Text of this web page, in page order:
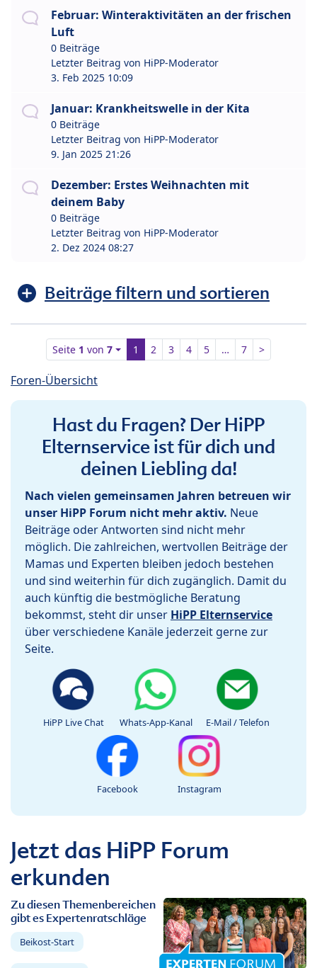
Februar: Winteraktivitäten an der frischen
Luft
0 Beiträge
Letzter Beitrag von HiPP-Moderator
3. Feb 2025 10:09
Januar: Krankheitswelle in der Kita
0 Beiträge
Letzter Beitrag von HiPP-Moderator
9. Jan 2025 21:26
Dezember: Erstes Weihnachten mit
deinem Baby
0 Beiträge
Letzter Beitrag von HiPP-Moderator
2. Dez 2024 08:27
Beiträge filtern und sortieren
Seite 1 von7 1 2 3 4 5 … 7 >
Foren-Übersicht
Hast du Fragen? Der HiPP
Elternservice ist für dich und
deinen Liebling da!
Nach vielen gemeinsamen Jahren betreuen wir
unser HiPP Forum nicht mehr aktiv. Neue
Beiträge oder Antworten sind nicht mehr
möglich. Die zahlreichen, wertvollen Beiträge der
Mamas und Experten bleiben jedoch bestehen
und sind weiterhin für dich zugänglich. Damit du
auch künftig die bestmögliche Beratung
bekommst, steht dir unser HiPP Elternservice
über verschiedene Kanäle jederzeit gerne zur
Seite.
HiPP Live Chat Whats-App-Kanal E-Mail / Telefon
Facebook Instagram
Jetzt das HiPP Forum
erkunden
Zu diesen Themenbereichen
gibt es Expertenratschläge
Beikost-Start